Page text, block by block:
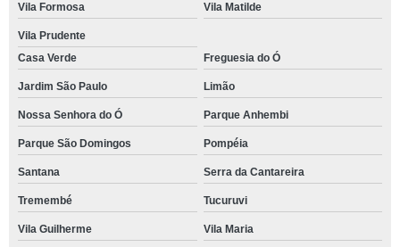
Vila Formosa Vila Matilde
Vila Prudente
Casa Verde
Freguesia do Ó
Jardim São Paulo Limão
Nossa Senhora do Ó Parque Anhembi
Parque São Domingos Pompéia
Santana Serra da Cantareira
Tremembé Tucuruvi
Vila Guilherme Vila Maria